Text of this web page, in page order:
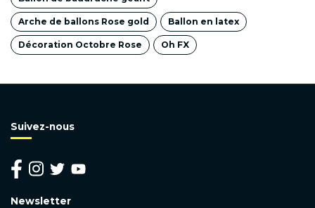
Arche de ballons Rose gold Ballon en latex
Décoration Octobre Rose Oh FX
Suivez-nous
Newsletter